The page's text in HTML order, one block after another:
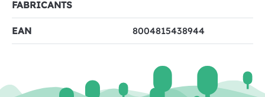
FABRICANTS
EAN 8004815438944